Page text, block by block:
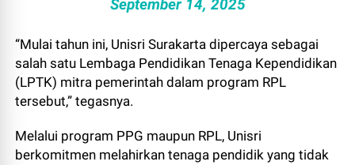
September 14, 2025
“Mulai tahun ini, Unisri Surakarta dipercaya sebagai
salah satu Lembaga Pendidikan Tenaga Kependidikan
(LPTK) mitra pemerintah dalam program RPL
tersebut,” tegasnya.
Melalui program PPG maupun RPL, Unisri
berkomitmen melahirkan tenaga pendidik yang tidak